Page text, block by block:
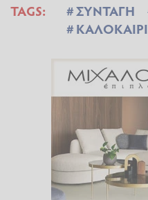
TAGS: ΣΥΝΤΑΓΗ
ΚΑΛΟΚΑΙΡΙ